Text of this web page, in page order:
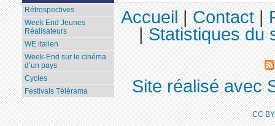
Rétrospectives
Week End Jeunes
Réalisateurs
WE italien
Week-End sur le cinéma
d’un pays
Cycles
Festivals Télérama
Accueil|Contact|
|Statistiques du
Site réalisé avec
CC